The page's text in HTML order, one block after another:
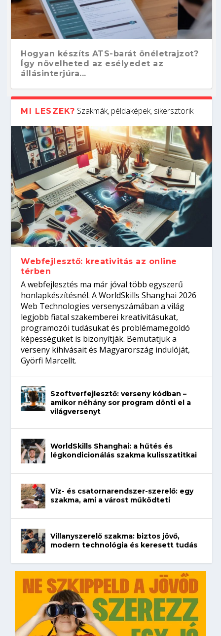
Hogyan készíts ATS-barát önéletrajzot?
Így növelheted az esélyedet az
állásinterjúra...
Kitalálod, mire használják ezeket a
gépeket?
Nem sikerült az egyetemi felvételi?
Tanulj szakmát!
Szoftverfejlesztő: verseny kódban –
amikor néhány sor program dönti el a
világversenyt...
Digitális detox – hogyan kapcsolódj ki
telefon nélkül?
MI LESZEK? Szakmák, példaképek, sikersztorik
Webfejlesztő: kreativitás az online
térben
A webfejlesztés ma már jóval több egyszerű
honlapkészítésnél. A WorldSkills Shanghai 2026
Web Technologies versenyszámában a világ
legjobb fiatal szakemberei kreativitásukat,
programozói tudásukat és problémamegoldó
képességüket is bizonyítják. Bemutatjuk a
verseny kihívásait és Magyarország indulóját,
Györfi Marcellt.
Szoftverfejlesztő: verseny kódban –
amikor néhány sor program dönti el a
világversenyt
WorldSkills Shanghai: a hűtés és
légkondicionálás szakma kulisszatitkai
Víz- és csatornarendszer-szerelő: egy
szakma, ami a várost működteti
Villanyszerelő szakma: biztos jövő,
modern technológia és keresett tudás